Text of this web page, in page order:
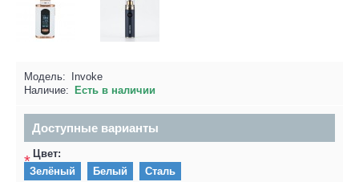
Модель:
Invoke
Наличие:
Есть в наличии
Доступные варианты
* Цвет:
Зелёный
Белый Сталь